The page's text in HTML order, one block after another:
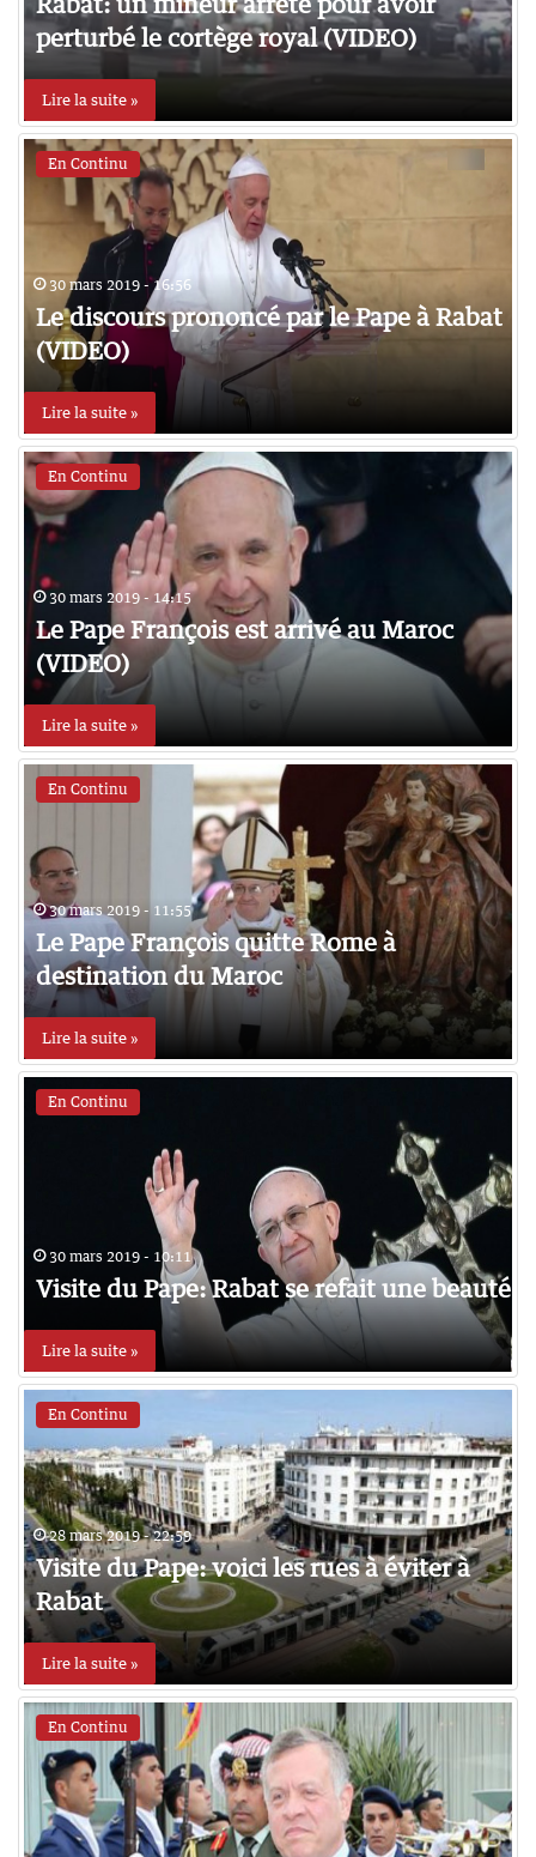
perturbé le cortège royal (VIDEO)
Lire la suite »
En Continu
30 mars 2019 - 16:56
Le discours prononcé par le Pape à Rabat
(VIDEO)
Lire la suite »
En Continu
30 mars 2019 - 14:15
Le Pape François est arrivé au Maroc
(VIDEO)
Lire la suite »
En Continu
30 mars 2019 - 11:55
Le Pape François quitte Rome à
destination du Maroc
Lire la suite »
En Continu
30 mars 2019 - 10:11
Visite du Pape: Rabat se refait une beauté
Lire la suite »
En Continu
28 mars 2019 - 22:59
Visite du Pape: voici les rues à éviter à
Rabat
Lire la suite »
En Continu